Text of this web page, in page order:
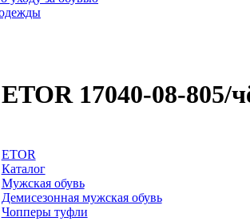
ETOR 17040-08-805/
ETOR
Каталог
Мужская обувь
Демисезонная мужская обувь
Чопперы туфли